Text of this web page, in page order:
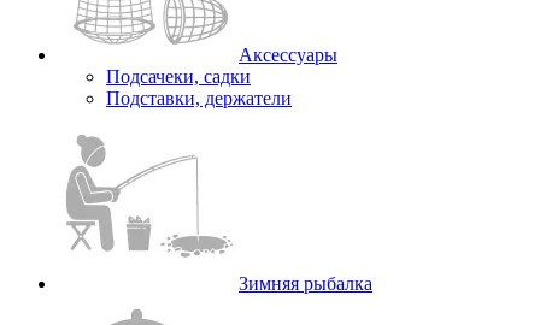
Аксессуары
Подсачеки, садки
Подставки, держатели
Зимняя рыбалка